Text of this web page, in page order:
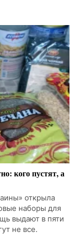
кого пустят, а
открыла
наборы для
выдают в пяти
не все.